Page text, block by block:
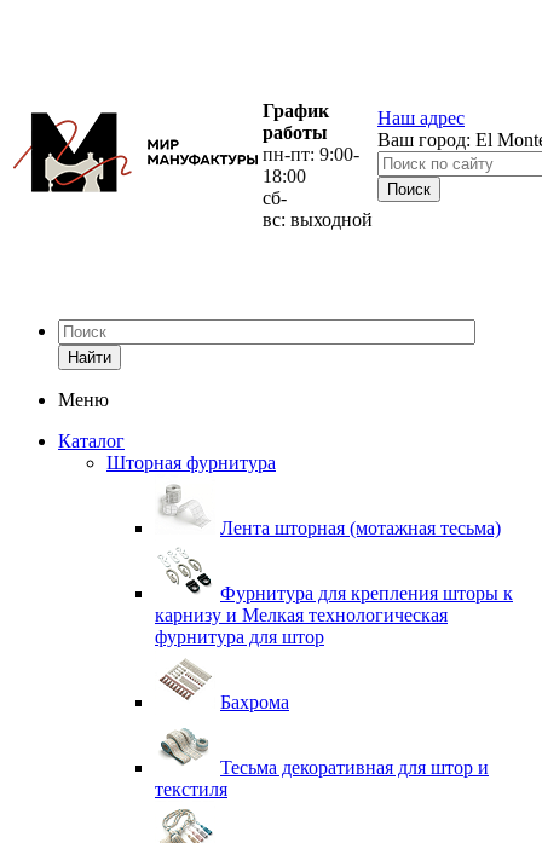
График
работы
пн-пт: 9:00-
18:00
сб-
вс: выходной
Наш адрес
Ваш город: El
Найти
Меню
Каталог
Шторная фурнитура
Лента шторная (мотажная тесьма)
Фурнитура для крепления шторы к
карнизу и Мелкая технологическая
фурнитура для штор
Бахрома
Тесьма декоративная для штор и
текстиля